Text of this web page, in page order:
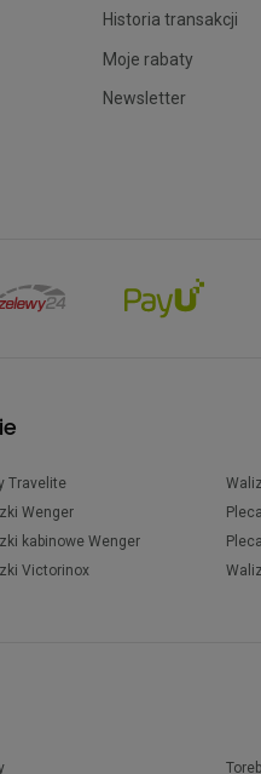
Historia transakcji
Moje rabaty
Newsletter
Travelite
Wenger
kabinowe Wenger
Victorinox